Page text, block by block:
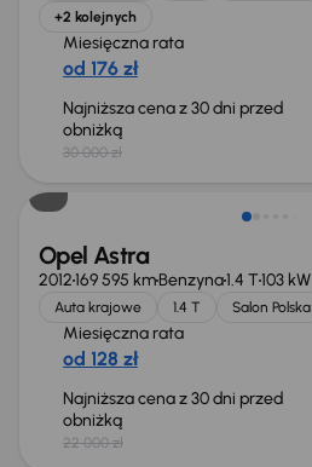
+2 kolejnych
Miesięczna rata
od 176 zł
Najniższa cena z 30 dni przed
obniżką
30 000 zł
Taniej o 500 zł
Opel Astra
2012169 595 kmBenzyna1.4 T103 kW
Auta krajowe 1.4 T Salon Polska
Miesięczna rata
od 128 zł
Najniższa cena z 30 dni przed
obniżką
22 000 zł
Możliwość odliczenia VAT